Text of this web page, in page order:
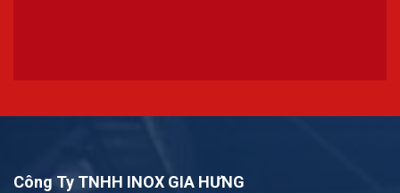
Công Ty TNHH INOX GIA HƯNG